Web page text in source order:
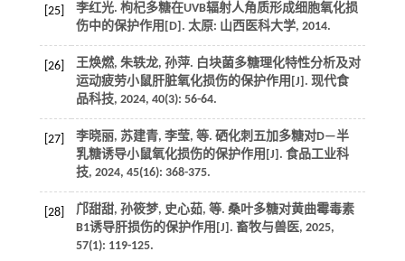
[25]
李红光. 枸杞多糖在UVB辐射人角质形成细胞氧化损
伤中的保护作用[D]. 太原: 山西医科大学, 2014.
[26]
王焕燃, 朱轶龙, 孙萍. 白块菌多糖理化特性分析及对
运动疲劳小鼠肝脏氧化损伤的保护作用[J]. 现代食
品科技, 2024, 40(3): 56-64.
[27] 李晓丽, 苏建青, 李莹, 等. 硒化刺五加多糖对D—半
乳糖诱导小鼠氧化损伤的保护作用[J]. 食品工业科
技, 2024, 45(16): 368-375.
[28] 邝甜甜, 孙筱梦, 史心茹, 等. 桑叶多糖对黄曲霉毒素
B1诱导肝损伤的保护作用[J]. 畜牧与兽医, 2025,
57(1): 119-125.